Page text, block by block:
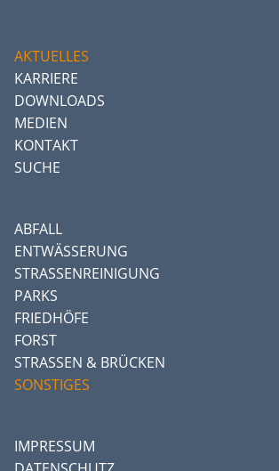
AKTUELLES
KARRIERE
DOWNLOADS
MEDIEN
KONTAKT
SUCHE
ABFALL
ENTWÄSSERUNG
STRASSENREINIGUNG
PARKS
FRIEDHÖFE
FORST
STRASSEN & BRÜCKEN
SONSTIGES
IMPRESSUM